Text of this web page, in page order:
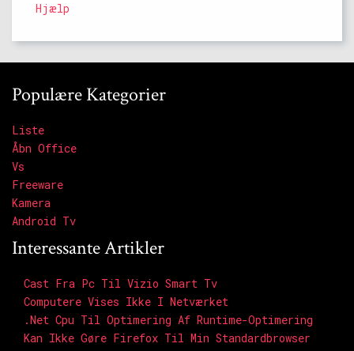
Hjælp
Populære Kategorier
Liste
Åbn Office
Vs
Freeware
Kamera
Android Tv
Interessante Artikler
Cast Fra Pc Til Vizio Smart Tv
Computere Vises Ikke I Netværket
.net Cpu Til Optimering Af Runtime-Optimering
Kan Ikke Gøre Firefox Til Min Standardbrowser